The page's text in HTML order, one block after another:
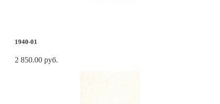
1940-01
2 850.00 руб.